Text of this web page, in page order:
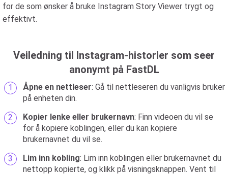
for de som ønsker å bruke Instagram Story Viewer trygt og
effektivt.
Veiledning til Instagram-historier som seer
anonymt på FastDL
Åpne en nettleser: Gå til nettleseren du vanligvis bruker
på enheten din.
Kopier lenke eller brukernavn: Finn videoen du vil se
for å kopiere koblingen, eller du kan kopiere
brukernavnet du vil se.
Lim inn kobling: Lim inn koblingen eller brukernavnet du
nettopp kopierte, og klikk på visningsknappen. Vent til